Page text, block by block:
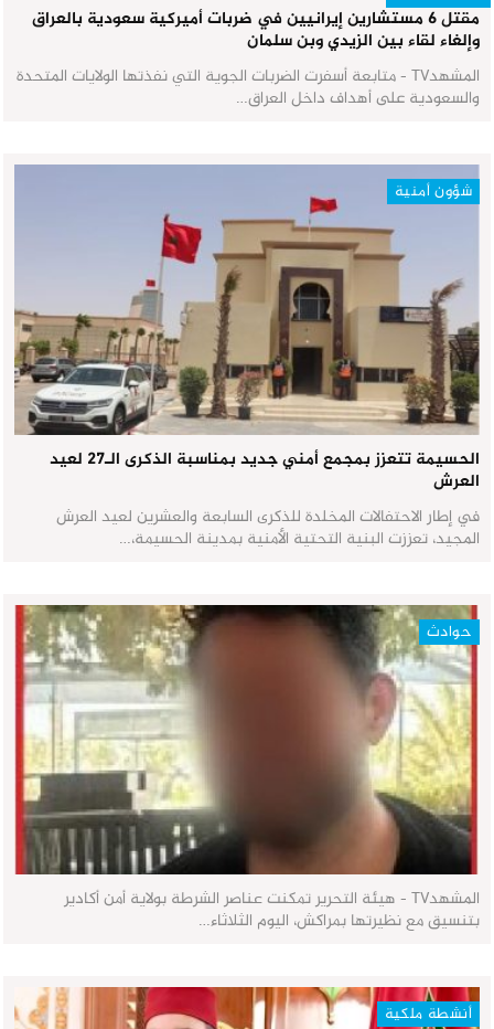
مقتل 6 مستشارين إيرانيين في ضربات أميركية سعودية بالعراق
وإلغاء لقاء بين الزيدي وبن سلمان
المشهدTV - متابعة أسفرت الضربات الجوية التي نفذتها الولايات المتحدة
والسعودية على أهداف داخل العراق…
شؤون أمنية
الحسيمة تتعزز بمجمع أمني جديد بمناسبة الذكرى الـ27 لعيد
العرش
في إطار الاحتفالات المخلدة للذكرى السابعة والعشرين لعيد العرش
المجيد، تعززت البنية التحتية الأمنية بمدينة الحسيمة،…
حوادث
المشهدTV - هيئة التحرير تمكنت عناصر الشرطة بولاية أمن أكادير
بتنسيق مع نظيرتها بمراكش، اليوم الثلاثاء…
أنشطة ملكية